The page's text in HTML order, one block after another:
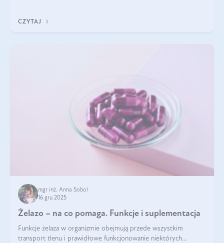
CZYTAJ
mgr inż. Anna Sobol
16 gru 2025
Żelazo – na co pomaga. Funkcje i suplementacja
Funkcje żelaza w organizmie obejmują przede wszystkim
transport tlenu i prawidłowe funkcjonowanie niektórych